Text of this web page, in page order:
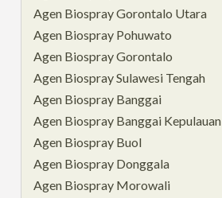
Agen Biospray Gorontalo Utara
Agen Biospray Pohuwato
Agen Biospray Gorontalo
Agen Biospray Sulawesi Tengah
Agen Biospray Banggai
Agen Biospray Banggai Kepulauan
Agen Biospray Buol
Agen Biospray Donggala
Agen Biospray Morowali